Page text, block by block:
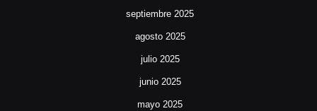
septiembre 2025
agosto 2025
julio 2025
junio 2025
mayo 2025